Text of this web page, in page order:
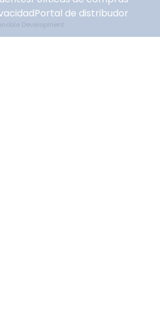
Portal de distribudor
Development